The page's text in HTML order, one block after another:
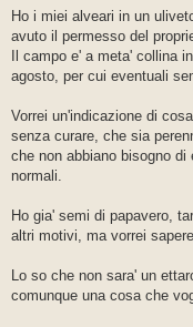
s
a
g
i
Ho i miei alveari in un
avuto il permesso del
Il campo e' a meta' collina
agosto, per cui eventuali
Vorrei un'indicazione di
senza curare, che sia
che non abbiano bisogno
normali.
Ho gia' semi di papavero,
altri motivi, ma vorrei
Lo so che non sara' un
comunque una cosa che